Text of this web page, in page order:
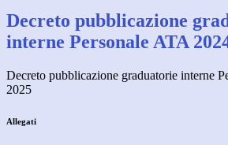
Decreto pubblicazione
interne Personale ATA
Decreto pubblicazione graduatorie interne
2025
Allegati